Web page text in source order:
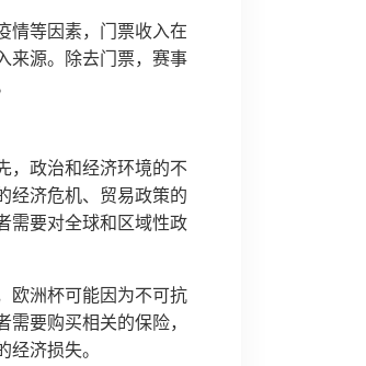
情等因素，门票收入在
来源。除去门票，赛事
，政治和经济环境的不
经济危机、贸易政策的
需要对全球和区域性政
欧洲杯可能因为不可抗
要购买相关的保险，
济损失。